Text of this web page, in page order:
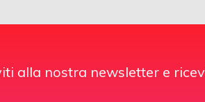
alla nostra newsletter e